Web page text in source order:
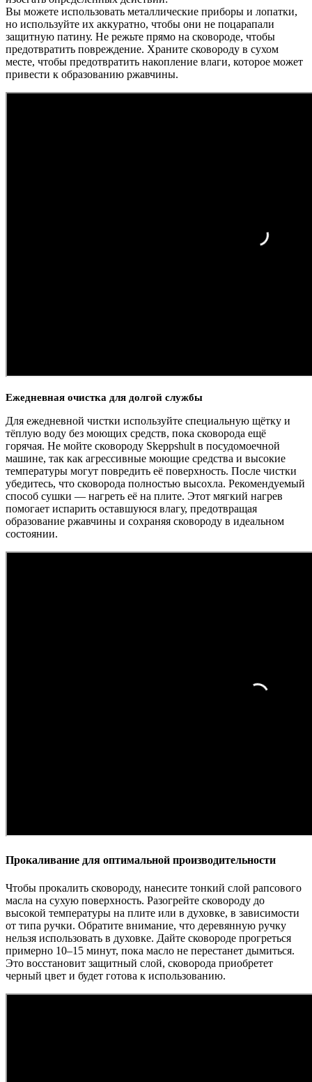
Вы можете использовать металлические приборы и лопатки,
но используйте их аккуратно, чтобы они не поцарапали
защитную патину. Не режьте прямо на сковороде, чтобы
предотвратить повреждение. Храните сковороду в сухом
месте, чтобы предотвратить накопление влаги, которое может
привести к образованию ржавчины.
Ежедневная очистка для долгой службы
Для ежедневной чистки используйте специальную щётку и
тёплую воду без моющих средств, пока сковорода ещё
горячая. Не мойте сковороду Skeppshult в посудомоечной
машине, так как агрессивные моющие средства и высокие
температуры могут повредить её поверхность. После чистки
убедитесь, что сковорода полностью высохла. Рекомендуемый
способ сушки — нагреть её на плите. Этот мягкий нагрев
помогает испарить оставшуюся влагу, предотвращая
образование ржавчины и сохраняя сковороду в идеальном
состоянии.
Прокаливание для оптимальной производительности
Чтобы прокалить сковороду, нанесите тонкий слой рапсового
масла на сухую поверхность. Разогрейте сковороду до
высокой температуры на плите или в духовке, в зависимости
от типа ручки. Обратите внимание, что деревянную ручку
нельзя использовать в духовке. Дайте сковороде прогреться
примерно 10–15 минут, пока масло не перестанет дымиться.
Это восстановит защитный слой, сковорода приобретет
черный цвет и будет готова к использованию.